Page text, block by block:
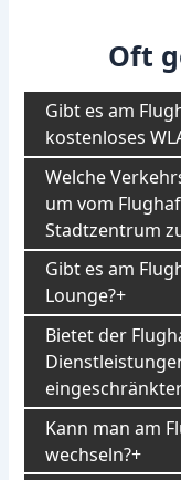
Oft
Gibt es am
kostenloses
Welche
um vom
Stadtzentrum
Gibt es am
Lounge?
Bietet der
Kann man am
wechseln?